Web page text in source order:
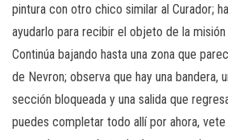
pintura con otro chico similar al Curador;
ayudarlo para recibir el objeto de la
Continúa bajando hasta una zona que
de Nevron; observa que hay una bandera,
sección bloqueada y una salida que
puedes completar todo allí por ahora,